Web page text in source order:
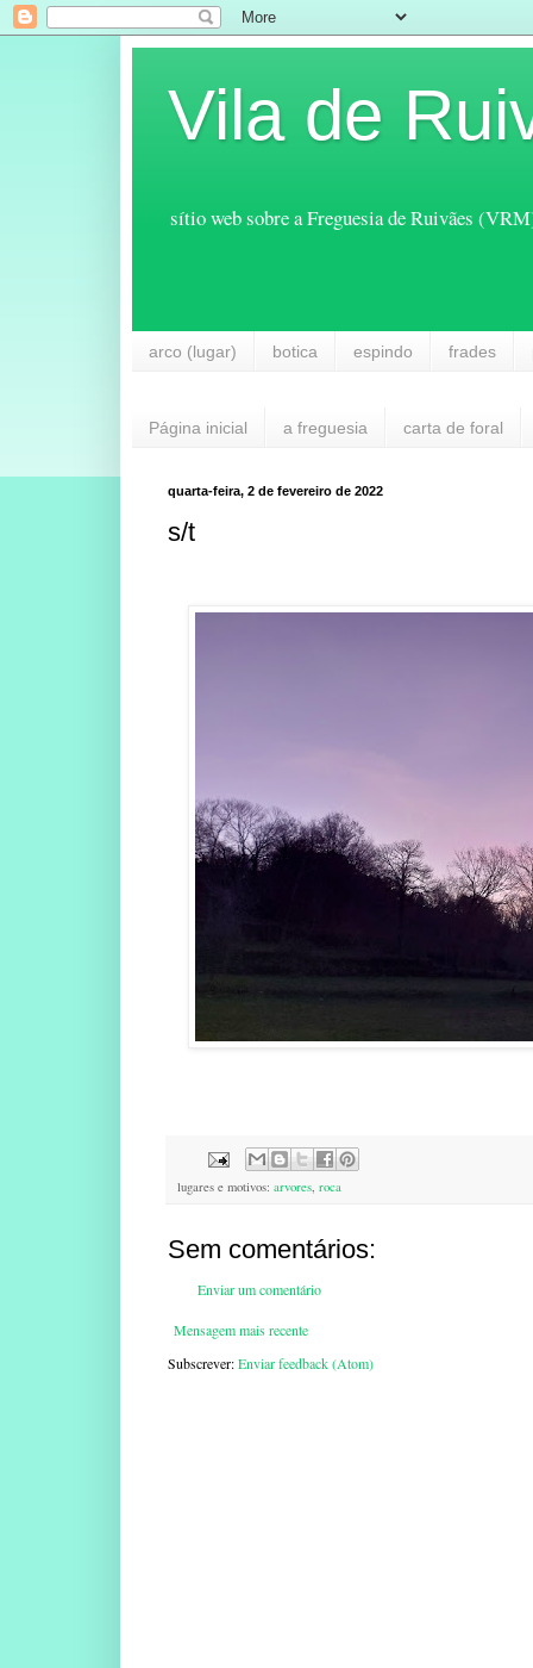
Vila de
sítio web sobre a Freguesia de Ruivães
arco (lugar) botica espindo frades
Página inicial a freguesia carta de foral
quarta-feira, 2 de fevereiro de 2022
s/t
lugares e motivos: arvores, roca
Sem comentários:
Enviar um comentário
Mensagem mais recente
Subscrever:Enviar feedback (Atom)